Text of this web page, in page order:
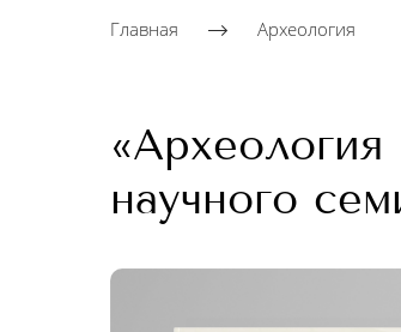
Главная Археология
научного